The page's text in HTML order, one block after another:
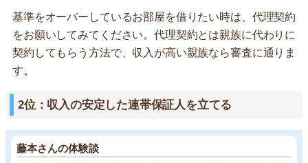
基準をオーバーしているお部屋を借りたい時は、代理契約
をお願いしてみてください。代理契約とは親族に代わりに
契約してもらう方法で、収入が高い親族なら審査に通りま
す。
2位：収入の安定した連帯保証人を立てる
藤本さんの体験談